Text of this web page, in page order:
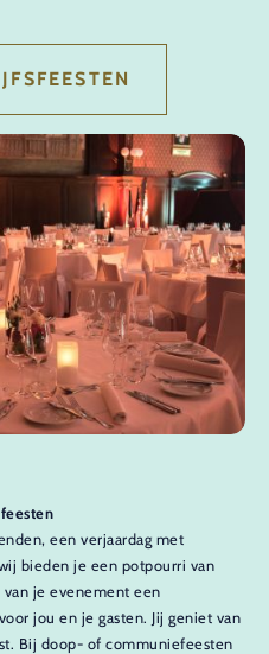
een verjaardag met
bieden je een potpourri van
je evenement een
jou en je gasten. Jij geniet van
Bij doop- of communiefeesten